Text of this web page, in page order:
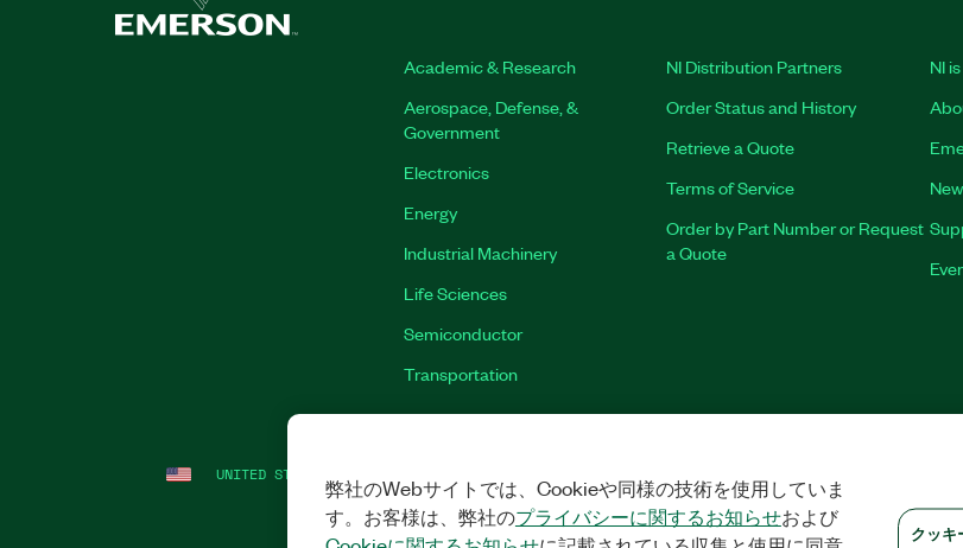
Academic & Research
Aerospace, Defense, &
Government
Electronics
Energy
Industrial Machinery
Life Sciences
Semiconductor
Transportation
NI Distribution Partners
Order Status and History
Retrieve a Quote
Terms of Service
Order by Part Number or Request
a Quote
NI
UNITED STATES (ENGLISH)
弊社のWebサイトでは、Cookieや同様の技術を使用していま
す。お客様は、弊社のプライバシーに関するお知らせおよび
クッキ